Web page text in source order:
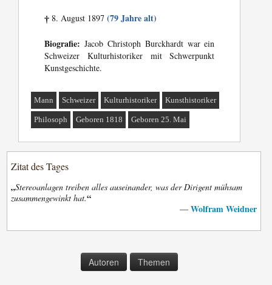
† 8. August 1897(79 Jahre alt)
Biografie: Jacob Christoph Burckhardt war ein
Schweizer Kulturhistoriker mit Schwerpunkt
Kunstgeschichte.
Mann Schweizer Kulturhistoriker Kunsthistoriker
Philosoph Geboren 1818 Geboren 25. Mai
Zitat des Tages
„Stereoanlagen treiben alles auseinander, was der Dirigent mühsam
zusammengewinkt hat.“
— Wolfram Weidner
Autoren Themen